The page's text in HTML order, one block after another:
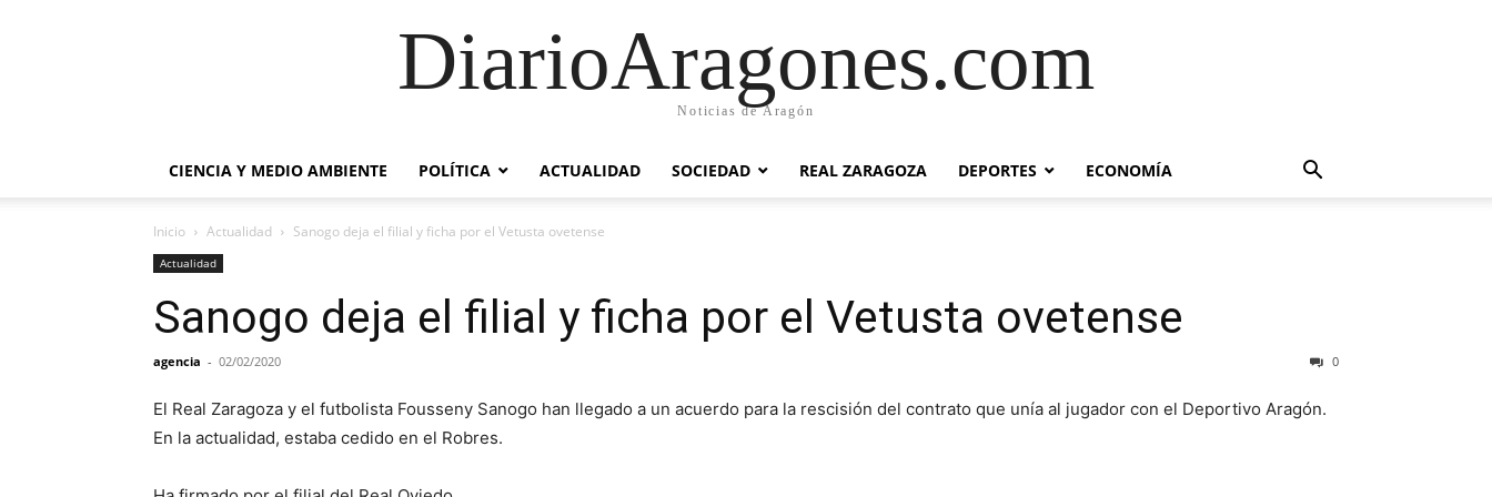
DiarioAragones.com
Noticias de Aragón
CIENCIA Y MEDIO AMBIENTE POLÍTICA ACTUALIDAD SOCIEDAD REAL ZARAGOZA DEPORTES ECONOMÍA
Inicio Actualidad Sanogo deja el filial y ficha por el Vetusta ovetense
Actualidad
Sanogo deja el filial y ficha por el Vetusta ovetense
agencia - 02/02/2020 0
El Real Zaragoza y el futbolista Fousseny Sanogo han llegado a un acuerdo para la rescisión del contrato que unía al jugador con el Deportivo Aragón.
En la actualidad, estaba cedido en el Robres.